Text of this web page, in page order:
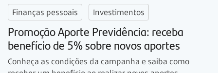
Finanças pessoais Investimentos
Promoção Aporte Previdência: receba
benefício de 5% sobre novos aportes
Conheça as condições da campanha e saiba como